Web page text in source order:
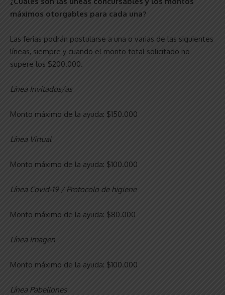
máximos otorgables para cada una?
Las ferias podrán postularse a una o varias de las siguientes
líneas, siempre y cuando el monto total solicitado no
supere los $200.000.
Línea Invitados/as
Monto máximo de la ayuda: $150.000
Línea Virtual
Monto máximo de la ayuda: $100.000
Línea Covid-19 / Protocolo de higiene
Monto máximo de la ayuda: $80.000
Línea Imagen
Monto máximo de la ayuda: $100.000
Línea Pabellones